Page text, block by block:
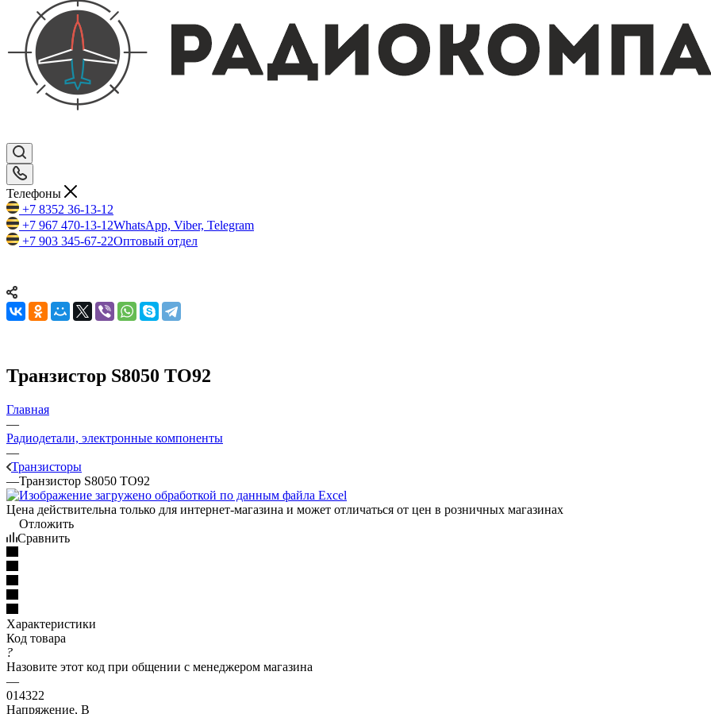
Телефоны
+7 8352 36-13-12
+7 967 470-13-12WhatsApp, Viber, Telegram
+7 903 345-67-22Оптовый отдел
Транзистор S8050 TO92
Главная
—
Радиодетали, электронные компоненты
—
Транзисторы
—Транзистор S8050 TO92
Цена действительна только для интернет-магазина и может отличаться от цен в розничных магазинах
Отложить
Сравнить
Характеристики
Код товара
?
Назовите этот код при общении с менеджером магазина
—
014322
Напряжение, В